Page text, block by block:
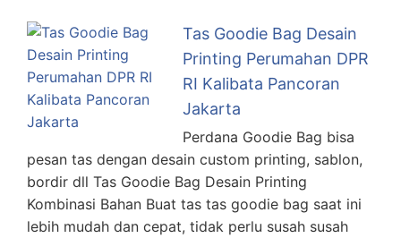
Tas Goodie Bag Desain
Printing Perumahan DPR
RI Kalibata Pancoran
Jakarta
Perdana Goodie Bag bisa
pesan tas dengan desain custom printing, sablon,
bordir dll Tas Goodie Bag Desain Printing
Kombinasi Bahan Buat tas tas goodie bag saat ini
lebih mudah dan cepat, tidak perlu susah susah